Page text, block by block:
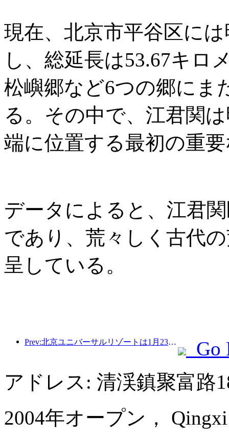
現在、北京市平谷区に
し、総延長は53.67キロ
松嶼郷など6つの郷にま
る。その中で、江君関
端に位置する最初の重
データによると、江君
であり、荒々しく古代
呈している。
Prev:北京ユニバーサルリゾートは1月23日から40日間にわたってユニバーサル旧正月イベントを開催する。
Go
アドレス: 清渓鎮聚富路
2004年オープン，